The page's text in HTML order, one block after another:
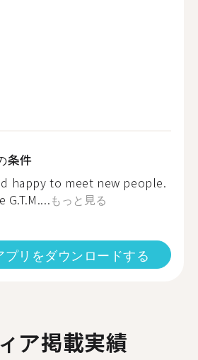
条件
happy to meet new people.
もっと見る
プリをダウンロードする
ア掲載実績